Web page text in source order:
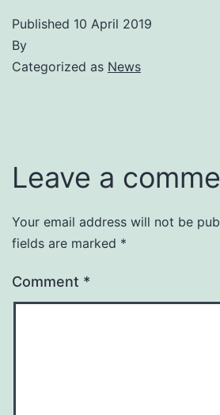
Published 10 April 2019
By
Categorized as News
Leave a
Your email address will not be
fields are marked *
Comment *